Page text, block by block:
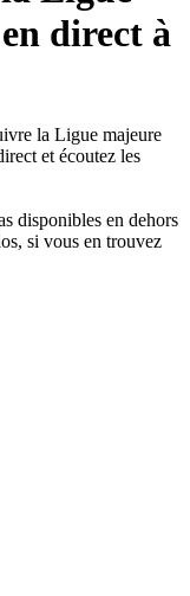
direct à
la Ligue majeure
et écoutez les
disponibles en dehors
si vous en trouvez